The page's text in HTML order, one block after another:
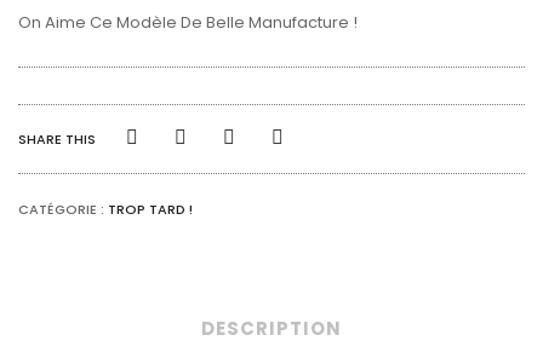
On Aime Ce Modèle De Belle Manufacture !
SHARE THIS
CATÉGORIE : TROP TARD !
DESCRIPTION